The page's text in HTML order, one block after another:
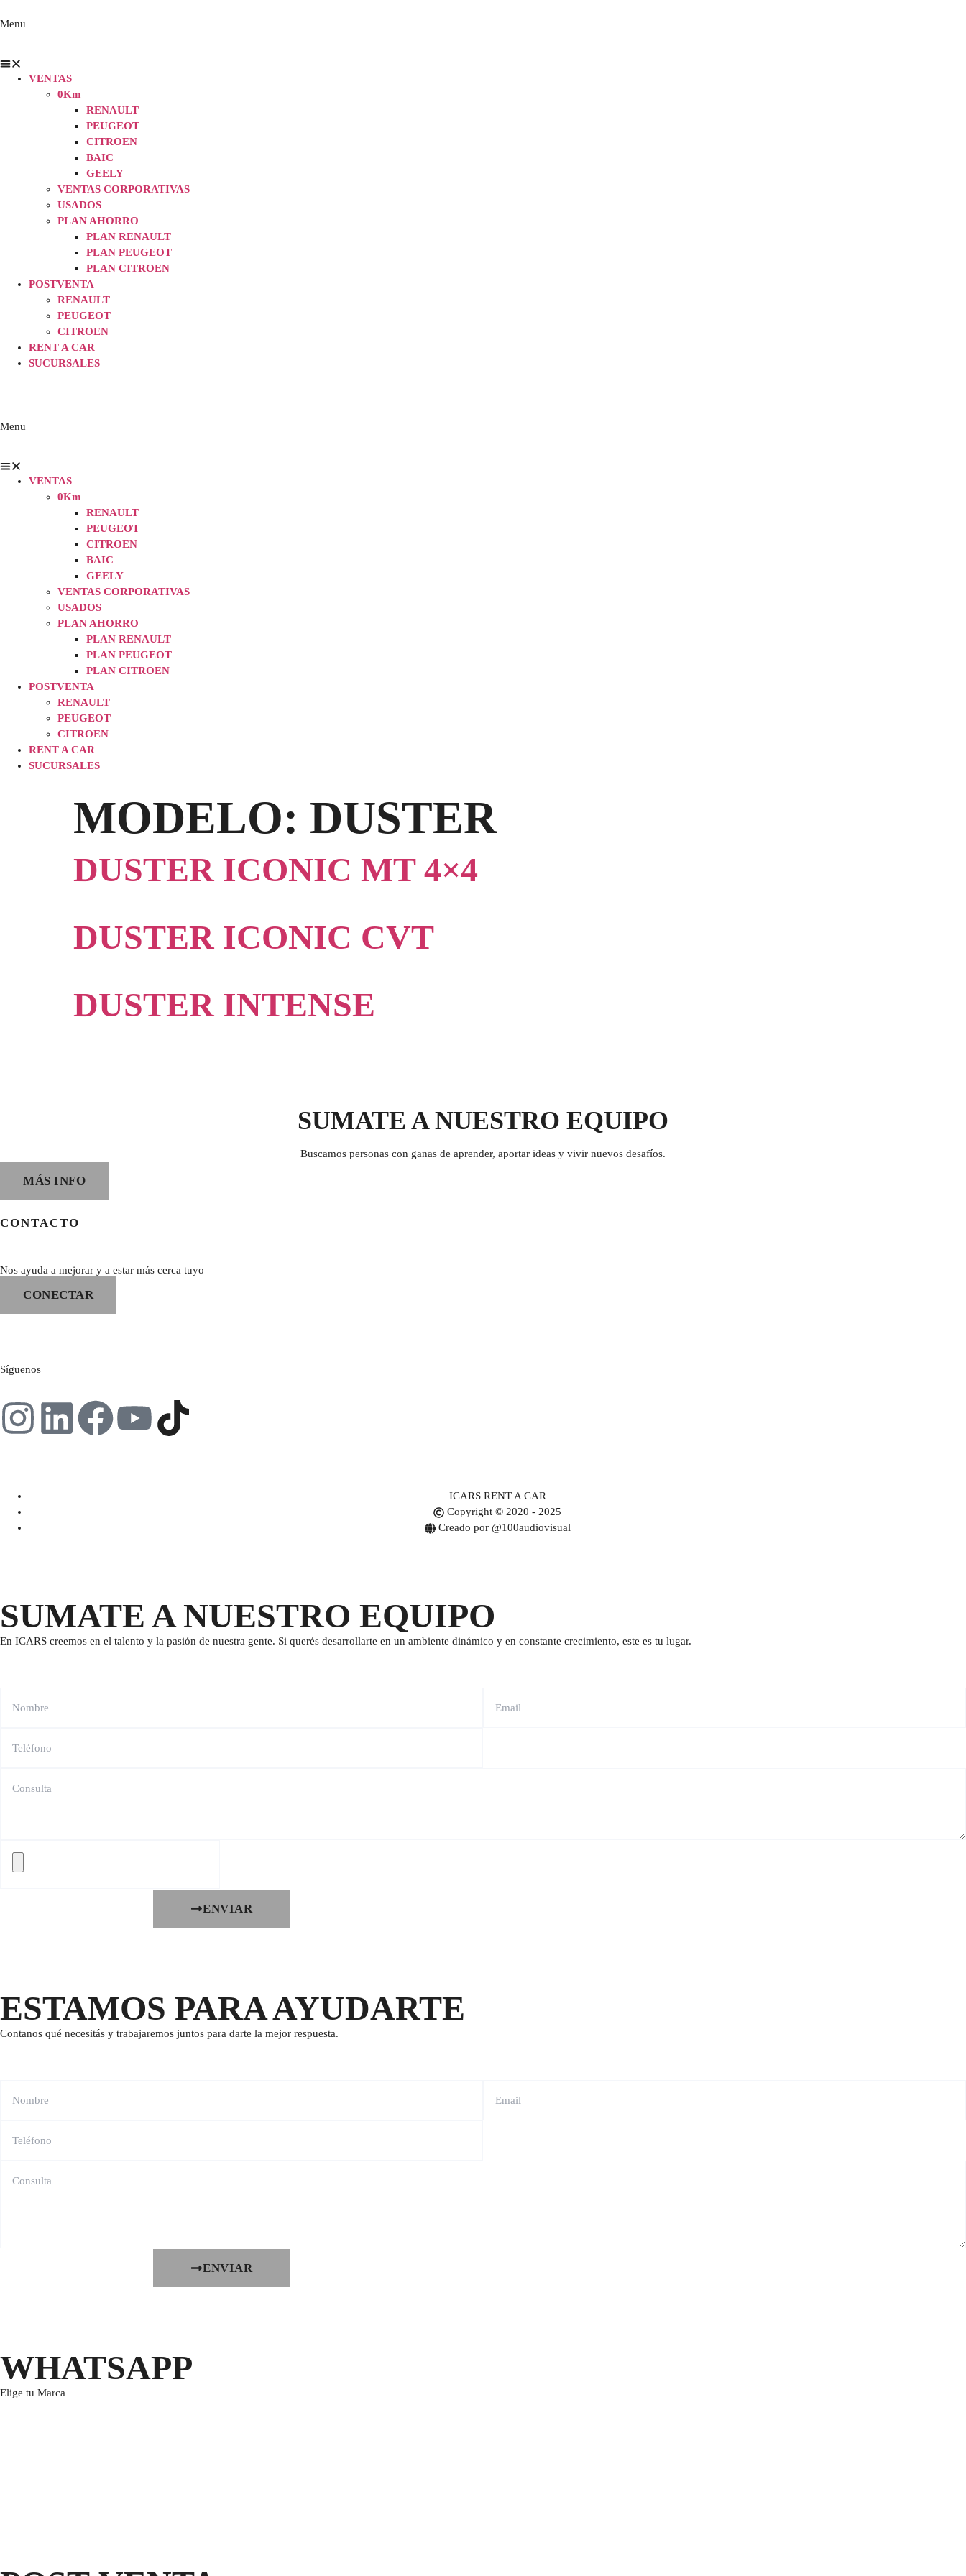
Menu
VENTAS
0Km
RENAULT
PEUGEOT
CITROEN
BAIC
GEELY
VENTAS CORPORATIVAS
USADOS
PLAN AHORRO
PLAN RENAULT
PLAN PEUGEOT
PLAN CITROEN
POSTVENTA
RENAULT
PEUGEOT
CITROEN
RENT A CAR
SUCURSALES
Menu
VENTAS
0Km
RENAULT
PEUGEOT
CITROEN
BAIC
GEELY
VENTAS CORPORATIVAS
USADOS
PLAN AHORRO
PLAN RENAULT
PLAN PEUGEOT
PLAN CITROEN
POSTVENTA
RENAULT
PEUGEOT
CITROEN
RENT A CAR
SUCURSALES
MODELO: DUSTER
DUSTER ICONIC MT 4×4
DUSTER ICONIC CVT
DUSTER INTENSE
SUMATE A NUESTRO EQUIPO
Buscamos personas con ganas de aprender, aportar ideas y vivir nuevos desafíos.
MÁS INFO
CONTACTO
Nos ayuda a mejorar y a estar más cerca tuyo
CONECTAR
Síguenos
ICARS RENT A CAR
Copyright © 2020 - 2025
Creado por @100audiovisual
SUMATE A NUESTRO EQUIPO
En ICARS creemos en el talento y la pasión de nuestra gente. Si querés desarrollarte en un ambiente dinámico y en constante crecimiento, este es tu lugar.
ENVIAR
ESTAMOS PARA AYUDARTE
Contanos qué necesitás y trabajaremos juntos para darte la mejor respuesta.
ENVIAR
WHATSAPP
Elige tu Marca